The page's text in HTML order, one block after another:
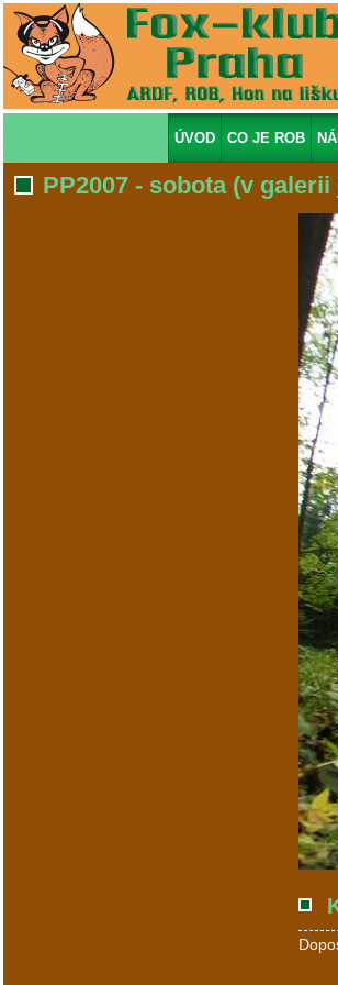
ÚVOD CO JE ROB
PP2007 - sobota (v galerii